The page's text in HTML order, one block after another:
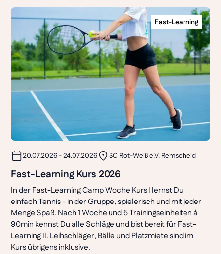
Fast-Learning
20.07.2026 - 24.07.2026 SC Rot-Weiß e.V. Remscheid
Fast-Learning Kurs 2026
In der Fast-Learning Camp Woche Kurs I lernst Du
einfach Tennis - in der Gruppe, spielerisch und mit jeder
Menge Spaß. Nach 1 Woche und 5 Trainingseinheiten á
90min kennst Du alle Schläge und bist bereit für Fast-
Learning II. Leihschläger, Bälle und Platzmiete sind im
Kurs übrigens inklusive.